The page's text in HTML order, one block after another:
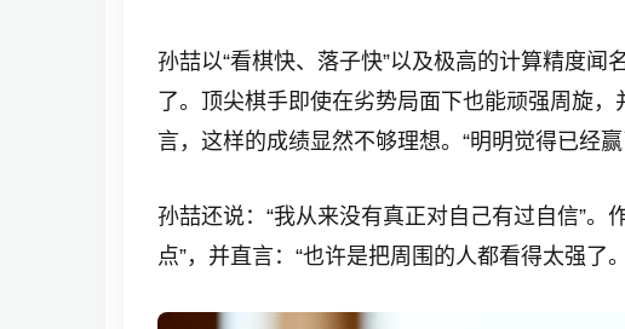
孙喆以“看棋快、落子快”以及极高的计算精度
了。顶尖棋手即使在劣势局面下也能顽强周旋
言，这样的成绩显然不够理想。“明明觉得已经
孙喆还说：“我从来没有真正对自己有过自信”
点”，并直言：“也许是把周围的人都看得太强了